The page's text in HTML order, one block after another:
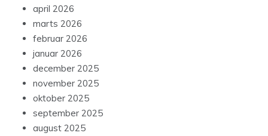
april 2026
marts 2026
februar 2026
januar 2026
december 2025
november 2025
oktober 2025
september 2025
august 2025